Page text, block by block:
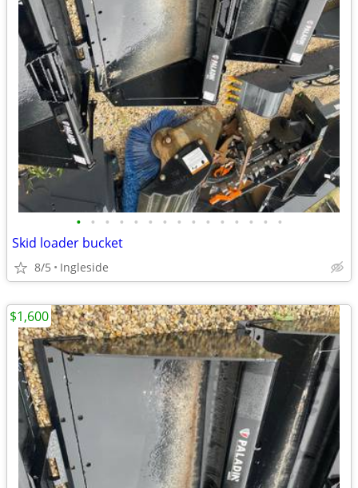
• • • • • • • • • • • • • • •
Skid loader bucket
8/5 Ingleside
$1,600